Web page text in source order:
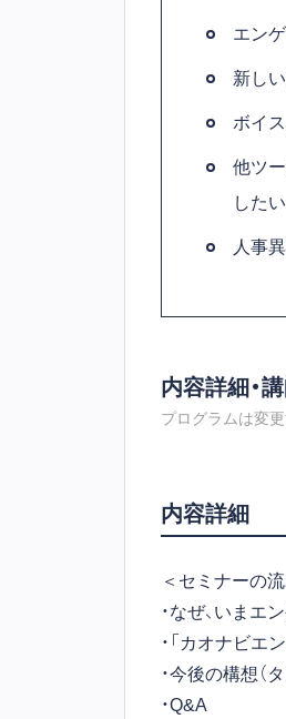
エン
新し
ボイ
他ツ
したい
人事
内容詳細・
プログラムは変
内容詳細
＜セミナーの
・なぜ、いまエ
・「カオナビエ
・今後の構想
・Q&A